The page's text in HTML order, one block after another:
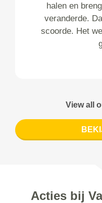
halen en
veranderde.
scoorde. Het
View all
Acties bij